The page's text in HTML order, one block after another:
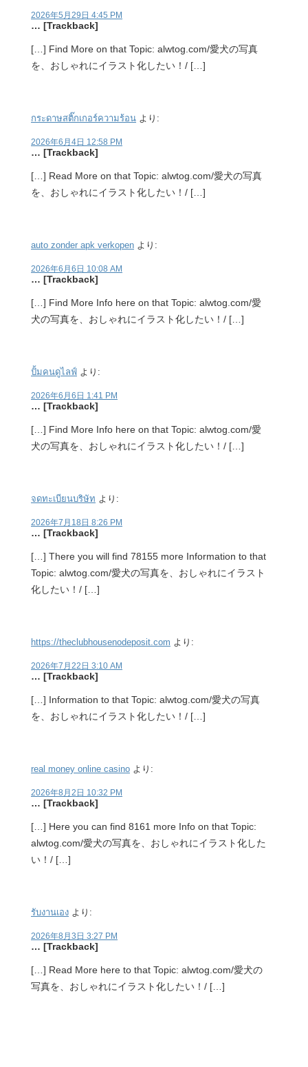
2026年5月29日 4:45 PM
… [Trackback]
[…] Find More on that Topic: alwtog.com/愛犬の写真
を、おしゃれにイラスト化したい！/ […]
กระดาษสติ๊กเกอร์ความร้อน より:
2026年6月4日 12:58 PM
… [Trackback]
[…] Read More on that Topic: alwtog.com/愛犬の写真
を、おしゃれにイラスト化したい！/ […]
auto zonder apk verkopen より:
2026年6月6日 10:08 AM
… [Trackback]
[…] Find More Info here on that Topic: alwtog.com/愛
犬の写真を、おしゃれにイラスト化したい！/ […]
ปั้มคนดูไลฟ์ より:
2026年6月6日 1:41 PM
… [Trackback]
[…] Find More Info here on that Topic: alwtog.com/愛
犬の写真を、おしゃれにイラスト化したい！/ […]
จดทะเบียนบริษัท より:
2026年7月18日 8:26 PM
… [Trackback]
[…] There you will find 78155 more Information to that
Topic: alwtog.com/愛犬の写真を、おしゃれにイラスト
化したい！/ […]
https://theclubhousenodeposit.com より:
2026年7月22日 3:10 AM
… [Trackback]
[…] Information to that Topic: alwtog.com/愛犬の写真
を、おしゃれにイラスト化したい！/ […]
real money online casino より:
2026年8月2日 10:32 PM
… [Trackback]
[…] Here you can find 8161 more Info on that Topic:
alwtog.com/愛犬の写真を、おしゃれにイラスト化した
い！/ […]
รับงานเอง より:
2026年8月3日 3:27 PM
… [Trackback]
[…] Read More here to that Topic: alwtog.com/愛犬の
写真を、おしゃれにイラスト化したい！/ […]